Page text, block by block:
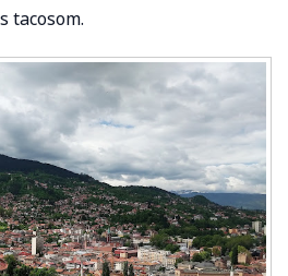
tacosom.